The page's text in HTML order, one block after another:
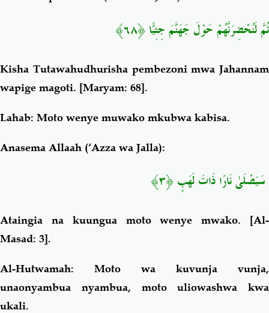
ثُمَّ لَنُحْضِرَنَّهُمْ حَوْلَ جَهَنَّمَ جِثِيًّا ﴿٦٨﴾
Kisha Tutawahudhurisha pembezoni mwa Jahannam
wapige magoti. [Maryam: 68].
Lahab: Moto wenye muwako mkubwa kabisa.
Anasema Allaah (‘Azza wa Jalla):
سَيَصْلَىٰ نَارًا ذَاتَ لَهَبٍ ﴿٣﴾
Ataingia na kuungua moto wenye mwako.
[Al-
Masad: 3].
Al-Hutwamah: Moto wa kuvunja vunja,
unaonyambua nyambua, moto uliowashwa kwa
ukali.